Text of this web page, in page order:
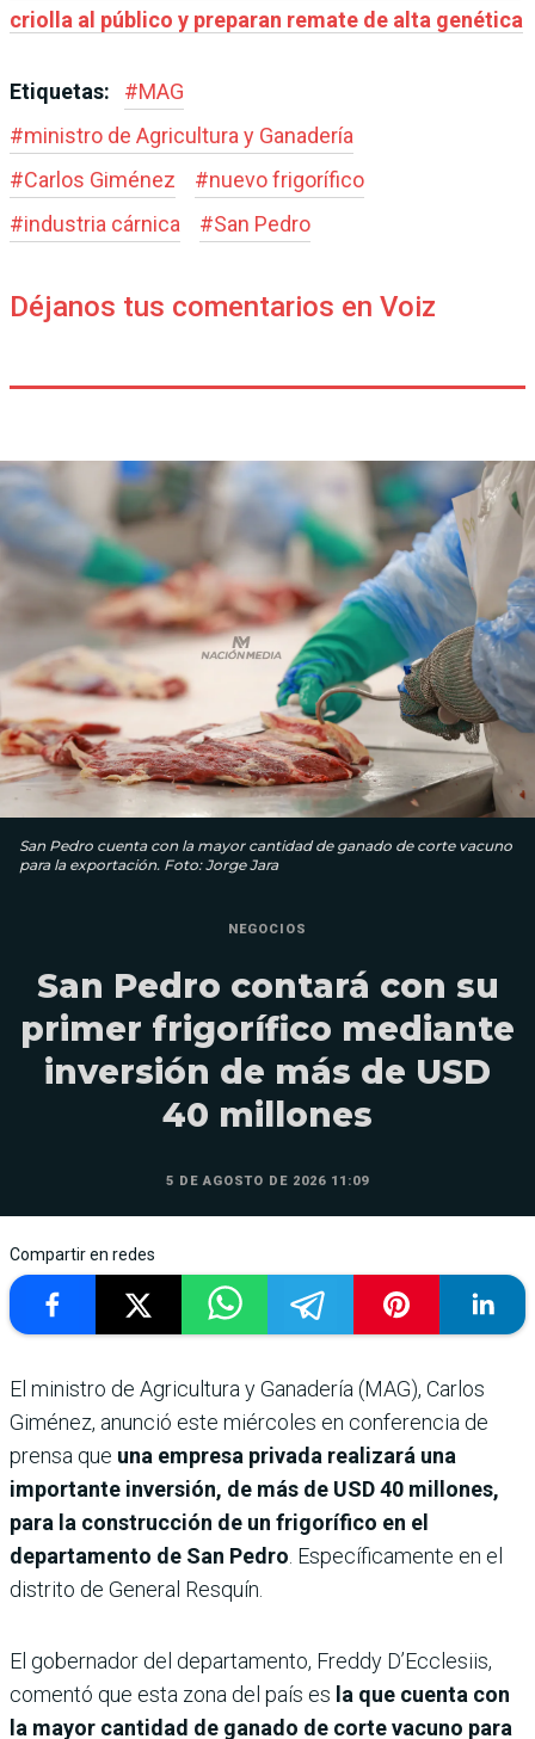
criolla al público y preparan remate de alta genética
Etiquetas: #MAG
#ministro de Agricultura y Ganadería
#Carlos Giménez #nuevo frigorífico
#industria cárnica #San Pedro
Déjanos tus comentarios en Voiz
San Pedro cuenta con la mayor cantidad de ganado de corte vacuno
para la exportación. Foto: Jorge Jara
NEGOCIOS
San Pedro contará con su
primer frigorífico mediante
inversión de más de USD
40 millones
5 DE AGOSTO DE 2026 11:09
Compartir en redes
El ministro de Agricultura y Ganadería (MAG), Carlos
Giménez, anunció este miércoles en conferencia de
prensa que una empresa privada realizará una
importante inversión, de más de USD 40 millones,
para la construcción de un frigorífico en el
departamento de San Pedro . Específicamente en el
distrito de General Resquín.
El gobernador del departamento, Freddy D’Ecclesiis,
comentó que esta zona del país es la que cuenta con
la mayor cantidad de ganado de corte vacuno para